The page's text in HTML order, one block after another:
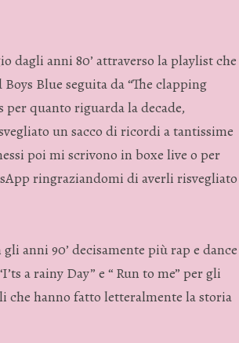
dagli anni 80’ attraverso la playlist che
Blue seguita da “The clapping
per quanto riguarda la decade,
un sacco di ricordi a tantissime
poi mi scrivono in boxe live o per
ringraziandomi di averli risvegliato
anni 90’ decisamente più rap e dance
a rainy Day” e “ Run to me” per gli
che hanno fatto letteralmente la storia